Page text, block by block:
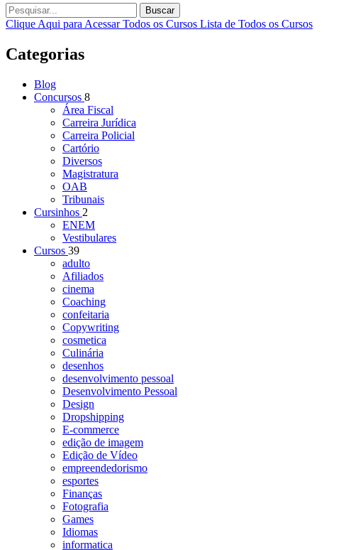
Buscar
Clique Aqui para Acessar Todos os Cursos Lista de Todos os Cursos
Categorias
Blog
Concursos 8
Área Fiscal
Carreira Jurídica
Carreira Policial
Cartório
Diversos
Magistratura
OAB
Tribunais
Cursinhos 2
ENEM
Vestibulares
Cursos 39
adulto
Afiliados
cinema
Coaching
confeitaria
Copywriting
cosmetica
Culinária
desenhos
desenvolvimento pessoal
Desenvolvimento Pessoal
Design
Dropshipping
E-commerce
edição de imagem
Edição de Vídeo
empreendedorismo
esportes
Finanças
Fotografia
Games
Idiomas
informatica